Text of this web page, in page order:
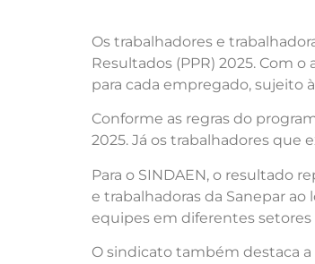
Os trabalhadores e
Resultados (PPR) 2025. Com
para cada empregado, sujeito
Conforme as regras do
2025. Já os trabalhadores que
Para o SINDAEN, o resultado
e trabalhadoras da Sanepar
equipes em diferentes setores
O sindicato também destaca